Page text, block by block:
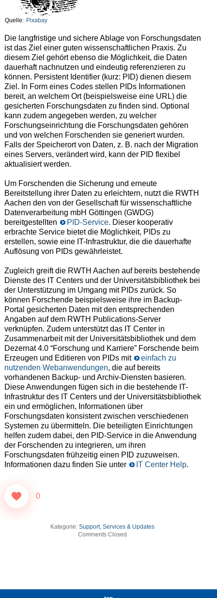
Quelle: Pixabay
Die langfristige und sichere Ablage von Forschungsdaten
ist das Ziel einer guten wissenschaftlichen Praxis. Zu
diesem Ziel gehört ebenso die Möglichkeit, die Daten
dauerhaft nachnutzen und eindeutig referenzieren zu
können. Persistent Identifier (kurz: PID) dienen diesem
Ziel. In Form eines Codes stellen PIDs Informationen
bereit, an welchem Ort (beispielsweise eine URL) die
gesicherten Forschungsdaten zu finden sind. Optional
kann zudem angegeben werden, zu welcher
Forschungseinrichtung die Forschungsdaten gehören
und von welchen Forschenden sie generiert wurden.
Falls der Speicherort von Daten, z. B. nach der Migration
eines Servers, verändert wird, kann der PID flexibel
aktualisiert werden.
Um Forschenden die Sicherung und erneute
Bereitstellung ihrer Daten zu erleichtern, nutzt die RWTH
Aachen den von der Gesellschaft für wissenschaftliche
Datenverarbeitung mbH Göttingen (GWDG)
bereitgestellten
PID-Service. Dieser kooperativ
erbrachte Service bietet die Möglichkeit, PIDs zu
erstellen, sowie eine IT-Infrastruktur, die die dauerhafte
Auflösung von PIDs gewährleistet.
Zugleich greift die RWTH Aachen auf bereits bestehende
Dienste des IT Centers und der Universitätsbibliothek bei
der Unterstützung im Umgang mit PIDs zurück. So
können Forschende beispielsweise ihre im Backup-
Portal gesicherten Daten mit den entsprechenden
Angaben auf dem RWTH Publications-Server
verknüpfen. Zudem unterstützt das IT Center in
Zusammenarbeit mit der Universitätsbibliothek und dem
Dezernat 4.0 “Forschung und Karriere” Forschende beim
Erzeugen und Editieren von PIDs mit
einfach zu
nutzenden Webanwendungen, die auf bereits
vorhandenen Backup- und Archiv-Diensten basieren.
Diese Anwendungen fügen sich in die bestehende IT-
Infrastruktur des IT Centers und der Universitätsbibliothek
ein und ermöglichen, Informationen über
Forschungsdaten konsistent zwischen verschiedenen
Systemen zu übermitteln. Die beteiligten Einrichtungen
helfen zudem dabei, den PID-Service in die Anwendung
der Forschenden zu integrieren, um ihren
Forschungsdaten frühzeitig einen PID zuzuweisen.
Informationen dazu finden Sie unter
IT Center Help.
0
Kategorie:Support, Services & Updates
Comments Closed